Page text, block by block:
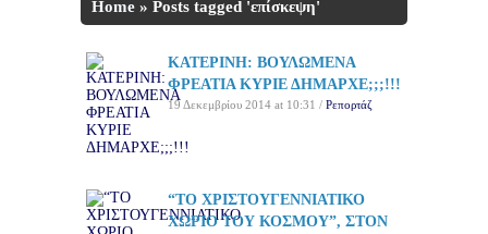
Home » Posts tagged 'επίσκεψη'
ΚΑΤΕΡΙΝΗ: ΒΟΥΛΩΜΕΝΑ
ΦΡΕΑΤΙΑ ΚΥΡΙΕ ΔΗΜΑΡΧΕ;;;!!!
19 Δεκεμβρίου 2014 at 10:31 / Ρεπορτάζ
“ΤΟ ΧΡΙΣΤΟΥΓΕΝΝΙΑΤΙΚΟ
ΧΩΡΙΟ ΤΟΥ ΚΟΣΜΟΥ”, ΣΤΟΝ